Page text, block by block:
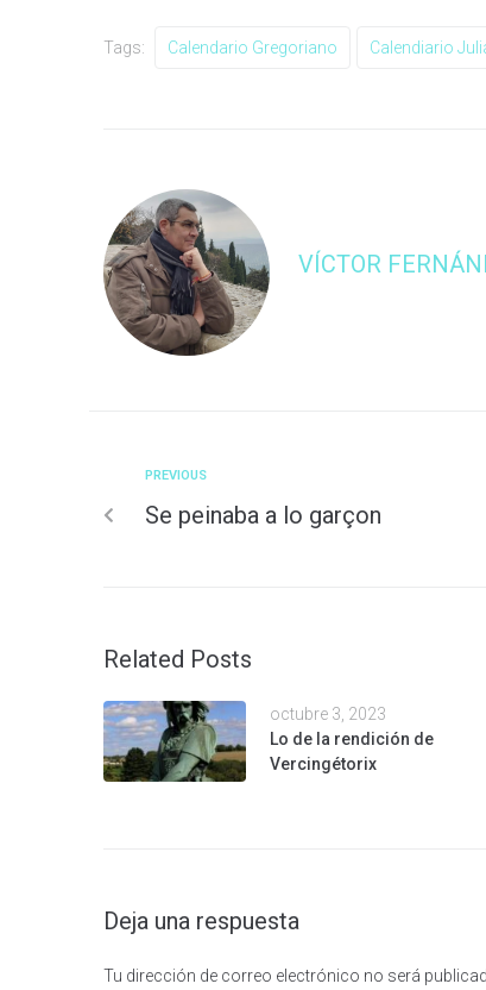
Tags: Calendario Gregoriano Calendiario
VÍCTOR
PREVIOUS
Se peinaba a lo garçon
Related Posts
octubre 3, 2023
Lo de la rendición de
Vercingétorix
Deja una respuesta
Tu dirección de correo electrónico no será